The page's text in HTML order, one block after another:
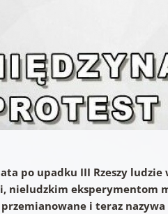
po upadku III Rzeszy
nieludzkim eksperymentom
przemianowane i teraz